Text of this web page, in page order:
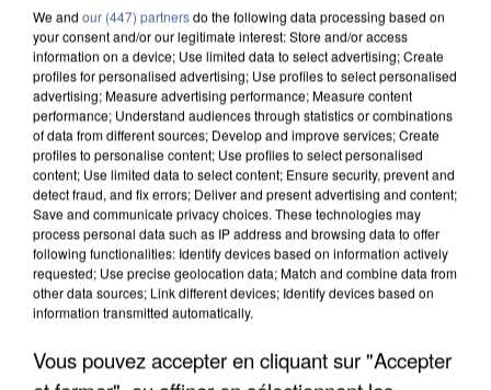
DE FAUNE SAUVAGE SONT...
We and our (447) partnersdo the following data processing based on
your consent and/or our legitimate interest: Store and/or access
information on a device; Use limited data to select advertising; Create
profiles for personalised advertising; Use profiles to select personalised
advertising; Measure advertising performance; Measure content
performance; Understand audiences through statistics or combinations
of data from different sources; Develop and improve services; Create
profiles to personalise content; Use profiles to select personalised
content; Use limited data to select content; Ensure security, prevent and
detect fraud, and fix errors; Deliver and present advertising and content;
Save and communicate privacy choices. These technologies may
process personal data such as IP address and browsing data to offer
following functionalities: Identify devices based on information actively
requested; Use precise geolocation data; Match and combine data from
other data sources; Link different devices; Identify devices based on
information transmitted automatically.
Vous pouvez accepter en cliquant sur "Accepter